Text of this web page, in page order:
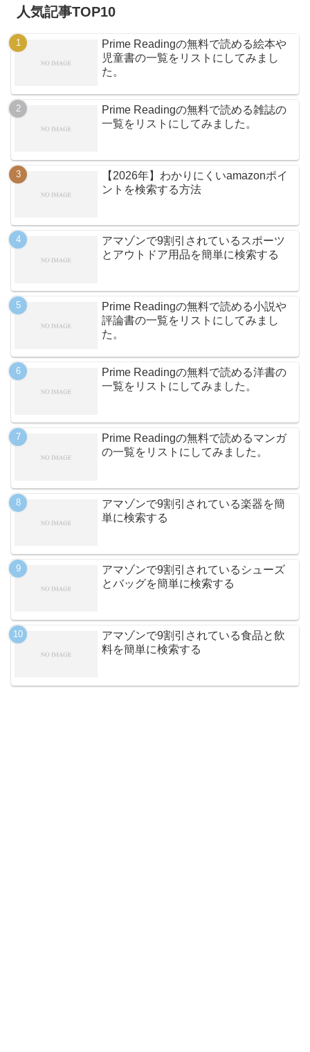
人気記事TOP10
Prime Readingの無料で読める絵本や
児童書の一覧をリストにしてみまし
た。
Prime Readingの無料で読める雑誌の
一覧をリストにしてみました。
【2026年】わかりにくいamazonポイ
ントを検索する方法
アマゾンで9割引されているスポーツ
とアウトドア用品を簡単に検索する
Prime Readingの無料で読める小説や
評論書の一覧をリストにしてみまし
た。
Prime Readingの無料で読める洋書の
一覧をリストにしてみました。
Prime Readingの無料で読めるマンガ
の一覧をリストにしてみました。
アマゾンで9割引されている楽器を簡
単に検索する
アマゾンで9割引されているシューズ
とバッグを簡単に検索する
アマゾンで9割引されている食品と飲
料を簡単に検索する